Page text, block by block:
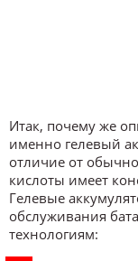
Итак, почему же
именно гелевый
отличие от
кислоты имеет
Гелевые
обслуживания
технологиям: